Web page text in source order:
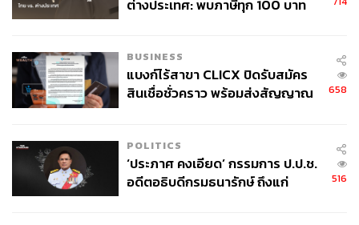
ต่างประเทศ: พบภาษีทุก 100 บาท
BUSINESS
แบงก์ไร้สาขา CLICX ปิดรับสมัคร
สินเชื่อชั่วคราว พร้อมส่งสัญญาณ
658
POLITICS
‘ประภาศ คงเอียด’ กรรมการ ป.ป.ช.
อดีตอธิบดีกรมธนารักษ์ ถึงแก่
516